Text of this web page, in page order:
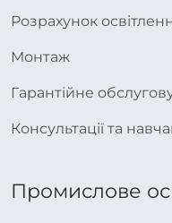
Розрахунок
Монтаж
Гарантійне
Консультації та
Промислове